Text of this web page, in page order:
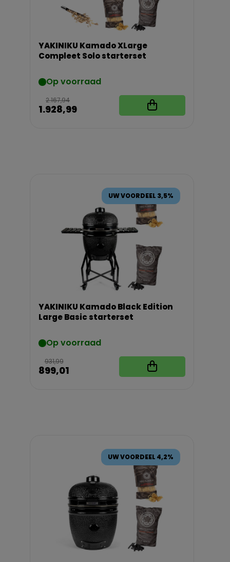
YAKINIKU Kamado XLarge
Compleet Solo starterset
Op voorraad
2.167,94
1.928,99
UW VOORDEEL 3,5%
YAKINIKU Kamado Black Edition
Large Basic starterset
Op voorraad
931,99
899,01
UW VOORDEEL 4,2%